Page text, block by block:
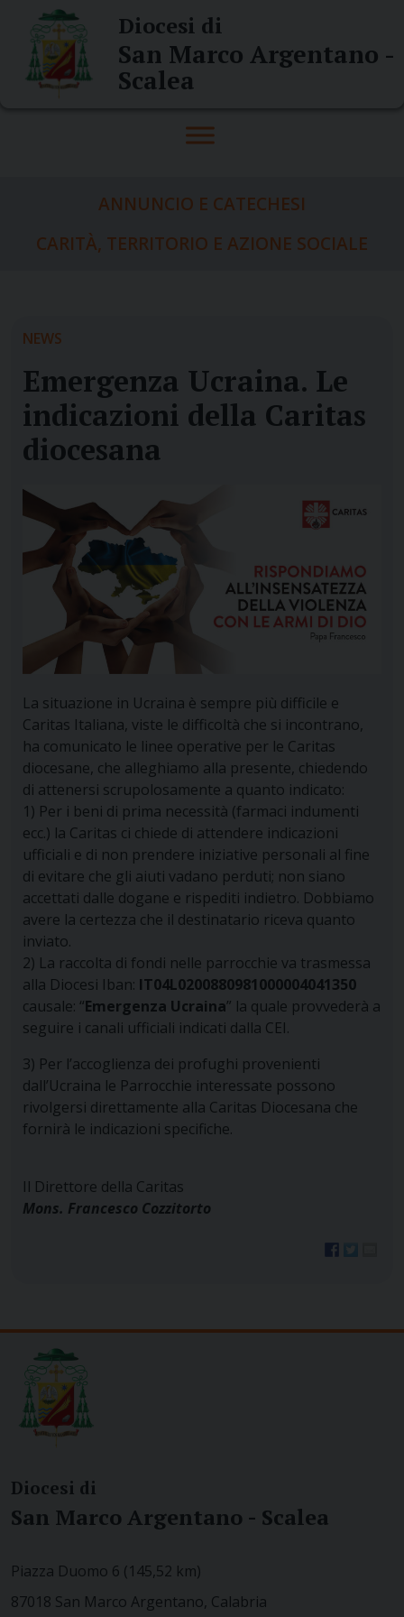
content
Diocesi di
San Marco Argentano -
Scalea
ANNUNCIO E CATECHESI
CARITÀ, TERRITORIO E AZIONE SOCIALE
NEWS
Emergenza Ucraina. Le
indicazioni della Caritas
diocesana
La situazione in Ucraina è sempre più difficile e
Caritas Italiana, viste le difficoltà che si incontrano,
ha comunicato le linee operative per le Caritas
diocesane, che alleghiamo alla presente, chiedendo
di attenersi scrupolosamente a quanto indicato:
1) Per i beni di prima necessità (farmaci indumenti
ecc.) la Caritas ci chiede di attendere indicazioni
ufficiali e di non prendere iniziative personali al fine
di evitare che gli aiuti vadano perduti; non siano
accettati dalle dogane e rispediti indietro. Dobbiamo
avere la certezza che il destinatario riceva quanto
inviato.
2) La raccolta di fondi nelle parrocchie va trasmessa
alla Diocesi Iban: IT04L0200880981000004041350
causale: “Emergenza Ucraina” la quale provvederà a
seguire i canali ufficiali indicati dalla CEI.
3) Per l’accoglienza dei profughi provenienti
dall’Ucraina le Parrocchie interessate possono
rivolgersi direttamente alla Caritas Diocesana che
fornirà le indicazioni specifiche.
Il Direttore della Caritas
Mons. Francesco Cozzitorto
Diocesi di
San Marco Argentano - Scalea
Piazza Duomo 6 (145,52 km)
87018 San Marco Argentano, Calabria